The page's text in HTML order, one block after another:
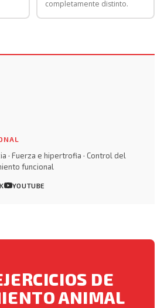
completamente distinto.
· Fuerza e hipertrofia · Control del
funcional
YOUTUBE
DE
ANIMAL